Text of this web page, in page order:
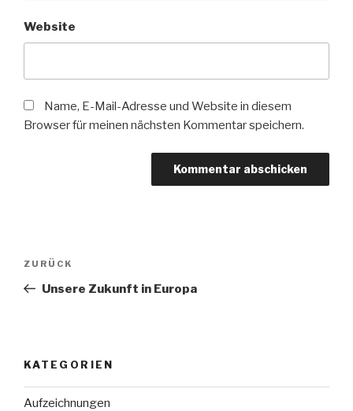
Website
Name, E-Mail-Adresse und Website in diesem
Browser für meinen nächsten Kommentar speichern.
Beitragsnavigation
Vorheriger
Beitrag
ZURÜCK
Unsere Zukunft in Europa
KATEGORIEN
Aufzeichnungen